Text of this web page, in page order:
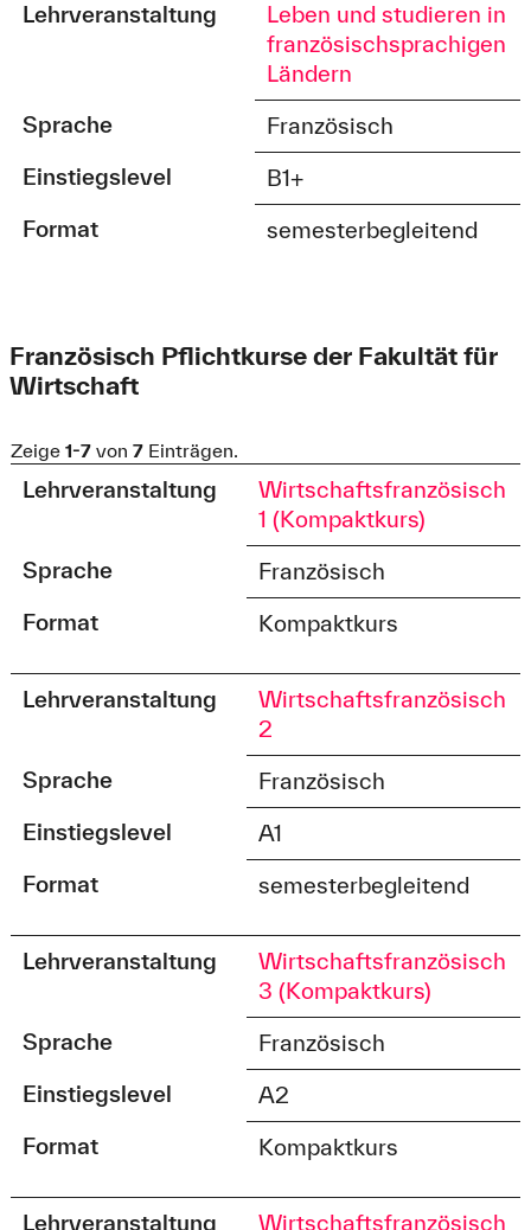
Lehrveranstaltung
Leben und studieren in
französischsprachigen
Ländern
Sprache
Französisch
Einstiegslevel
B1+
Format
semesterbegleitend
Französisch Pflichtkurse der Fakultät für
Wirtschaft
Zeige 1-7von 7Einträgen.
Lehrveranstaltung
Wirtschaftsfranzösisch
1 (Kompaktkurs)
Sprache
Französisch
Format
Kompaktkurs
Lehrveranstaltung
Wirtschaftsfranzösisch
2
Sprache
Französisch
Einstiegslevel
A1
Format
semesterbegleitend
Lehrveranstaltung
Wirtschaftsfranzösisch
3 (Kompaktkurs)
Sprache
Französisch
Einstiegslevel
A2
Format
Kompaktkurs
Lehrveranstaltung
Wirtschaftsfranzösisch